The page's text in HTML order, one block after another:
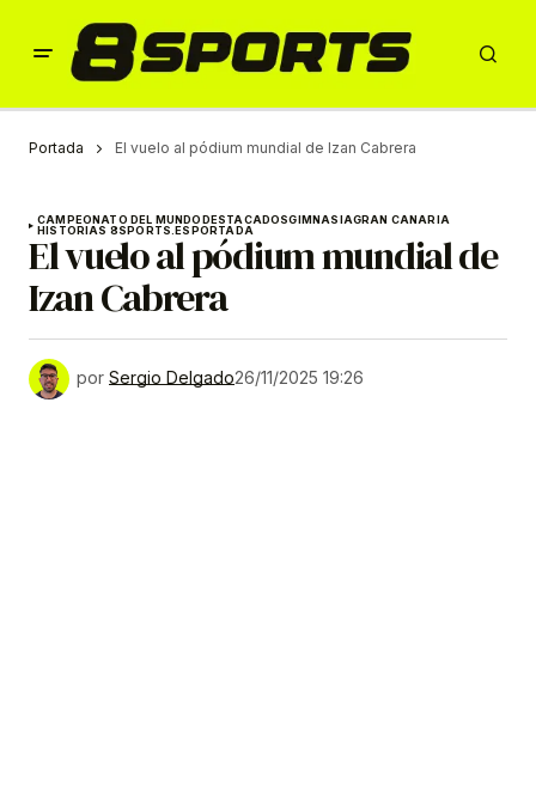
Portada El vuelo al pódium mundial de Izan Cabrera
CAMPEONATO DEL MUNDODESTACADOSGIMNASIAGRAN CANARIA
HISTORIAS 8SPORTS.ESPORTADA
El vuelo al pódium mundial de
Izan Cabrera
por Sergio Delgado26/11/2025 19:26